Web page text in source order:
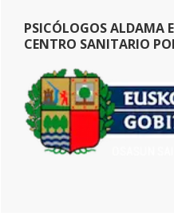
PSICÓLOGOS ALDAMA
CENTRO SANITARIO